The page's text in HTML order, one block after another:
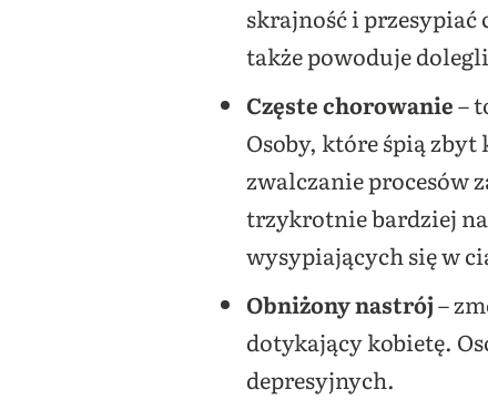
skrajność i
także powoduje
Częste chorowanie–
Osoby, które śpią
zwalczanie procesów
trzykrotnie bardziej
wysypiających się w
Obniżony nastrój–
dotykający kobietę.
depresyjnych.